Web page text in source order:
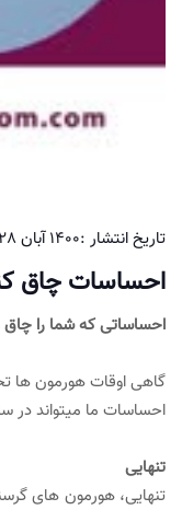
تاریخ انتشار :1400 آبان 28
احساسات چاق
احساساتی که شما را چاق
گاهی اوقات هورمون ها
احساسات ما میتواند در
تنهایی
تنهایی، هورمون های